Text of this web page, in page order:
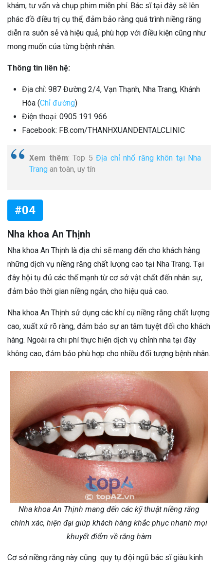
khám, tư vấn và chụp phim miễn phí. Bác sĩ tại đây sẽ lên
phác đồ điều trị cụ thể, đảm bảo rằng quá trình niềng răng
diễn ra suôn sẻ và hiệu quả, phù hợp với điều kiện cũng như
mong muốn của từng bệnh nhân.
Thông tin liên hệ:
Địa chỉ: 987 Đường 2/4, Vạn Thạnh, Nha Trang, Khánh
Hòa (Chỉ đường)
Điện thoại: 0905 191 966
Facebook: FB.com/THANHXUANDENTALCLINIC
Xem thêm: Top 5 Địa chỉ nhổ răng khôn tại Nha
Trang an toàn, uy tín
#04
Nha khoa An Thịnh
Nha khoa An Thịnh là địa chỉ sẽ mang đến cho khách hàng
những dịch vụ niềng răng chất lượng cao tại Nha Trang. Tại
đây hội tụ đủ các thế mạnh từ cơ sở vật chất đến nhân sự,
đảm bảo thời gian niềng ngắn, cho hiệu quả cao.
Nha khoa An Thịnh sử dụng các khí cụ niềng rằng chất lượng
cao, xuất xứ rõ ràng, đảm bảo sự an tâm tuyệt đối cho khách
hàng. Ngoài ra chi phí thực hiện dịch vụ chỉnh nha tại đây
không cao, đảm bảo phù hợp cho nhiều đối tượng bệnh nhân.
Nha khoa An Thịnh mang đến các kỹ thuật niềng răng
chính xác, hiện đại giúp khách hàng khắc phục nhanh mọi
khuyết điểm về răng hàm
Cơ sở niềng răng này cũng quy tụ đội ngũ bác sĩ giàu kinh